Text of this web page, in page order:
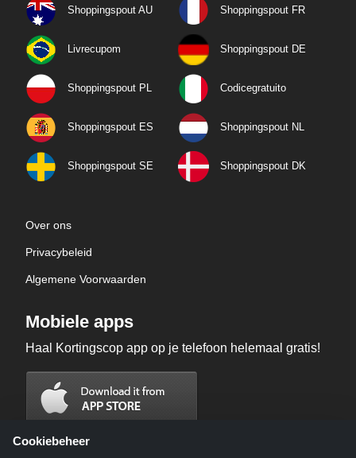
Shoppingspout AU Shoppingspout FR
Livrecupom Shoppingspout DE
Shoppingspout PL Codicegratuito
Shoppingspout ES Shoppingspout NL
Shoppingspout SE Shoppingspout DK
Over ons
Privacybeleid
Algemene Voorwaarden
Mobiele apps
Haal Kortingscop app op je telefoon helemaal gratis!
Cookiebeheer